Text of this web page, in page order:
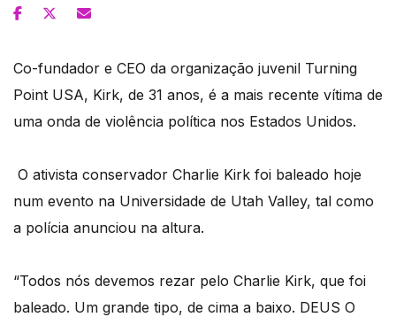
Co-fundador e CEO da organização juvenil Turning
Point USA, Kirk, de 31 anos, é a mais recente vítima de
uma onda de violência política nos Estados Unidos.
O ativista conservador Charlie Kirk foi baleado hoje
num evento na Universidade de Utah Valley, tal como
a polícia anunciou na altura.
“Todos nós devemos rezar pelo Charlie Kirk, que foi
baleado. Um grande tipo, de cima a baixo. DEUS O